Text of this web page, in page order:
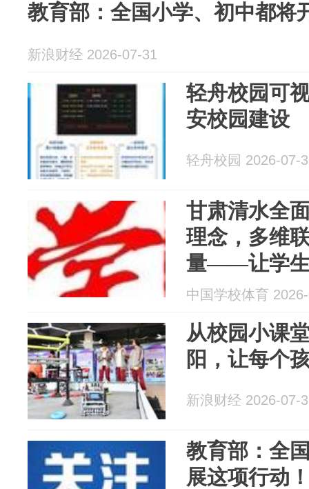
教育部：全国小学、初中都将
新浪财经 2026-07-31
轻舟校园可
安校园建设
轻舟校园 2026-07-
甘肃清水全
理念，多维
量——让学生
彩
中国学校体育
从校园小课
阳，让每个
新浪财经 2026-07-
教育部：全
展这项行动